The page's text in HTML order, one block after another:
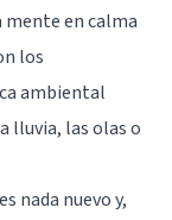
en calma
los
ambiental
lluvia, las olas o
nada nuevo y,